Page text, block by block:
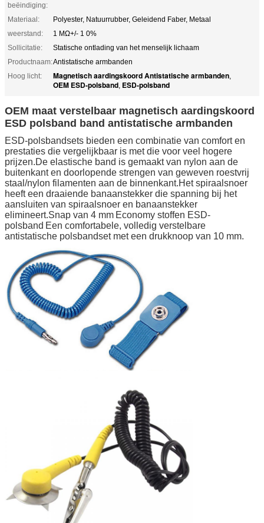
beëindiging:
Materiaal:
Polyester, Natuurrubber, Geleidend Faber, Metaal
weerstand:
1 MΩ+/- 1 0%
Sollicitatie:
Statische ontlading van het menselijk lichaam
Productnaam:Antistatische armbanden
Hoog licht:
Magnetisch aardingskoord Antistatische armbanden,
OEM ESD-polsband, ESD-polsband
OEM maat verstelbaar magnetisch aardingskoord
ESD polsband band antistatische armbanden
ESD-polsbandsets bieden een combinatie van comfort en
prestaties die vergelijkbaar is met die voor veel hogere
prijzen.De elastische band is gemaakt van nylon aan de
buitenkant en doorlopende strengen van geweven roestvrij
staal/nylon filamenten aan de binnenkant.Het spiraalsnoer
heeft een draaiende banaanstekker die spanning bij het
aansluiten van spiraalsnoer en banaanstekker
elimineert.Snap van 4 mm Economy stoffen ESD-
polsband Een comfortabele, volledig verstelbare
antistatische polsbandset met een drukknoop van 10 mm.